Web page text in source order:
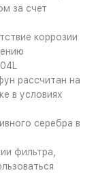
за счет
коррозии
рассчитан на
в условиях
серебра в
фильтра,